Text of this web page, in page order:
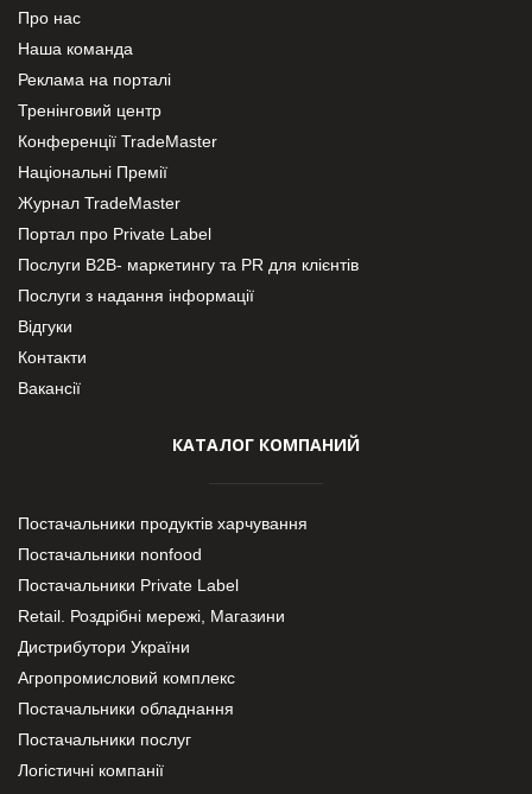
Про нас
Наша команда
Реклама на порталі
Тренінговий центр
Конференції TradeMaster
Національні Премії
Журнал TradeMaster
Портал про Private Label
Послуги В2В- маркетингу та PR для клієнтів
Послуги з надання інформації
Відгуки
Контакти
Вакансії
КАТАЛОГ КОМПАНИЙ
Постачальники продуктів харчування
Постачальники nonfood
Постачальники Private Label
Retail. Роздрібні мережі, Магазини
Дистрибутори України
Агропромисловий комплекс
Постачальники обладнання
Постачальники послуг
Логістичні компанії